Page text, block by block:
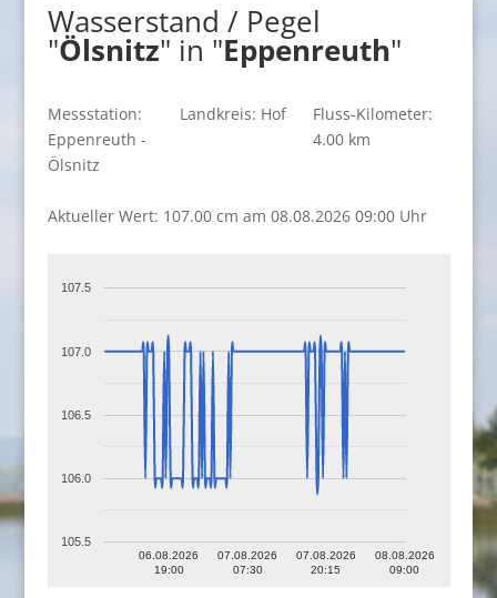
Wasserstand / Pegel
"Ölsnitz" in "Eppenreuth"
Messstation:
Eppenreuth -
Ölsnitz
Landkreis: Hof
Fluss-Kilometer:
4.00 km
Aktueller Wert: 107.00 cm am 08.08.2026 09:00 Uhr
06.08.2026
19:00
07.08.2026
07:30
07.08.2026
20:15
08.08.2026
09:00
105.5
106.0
106.5
107.0
107.5